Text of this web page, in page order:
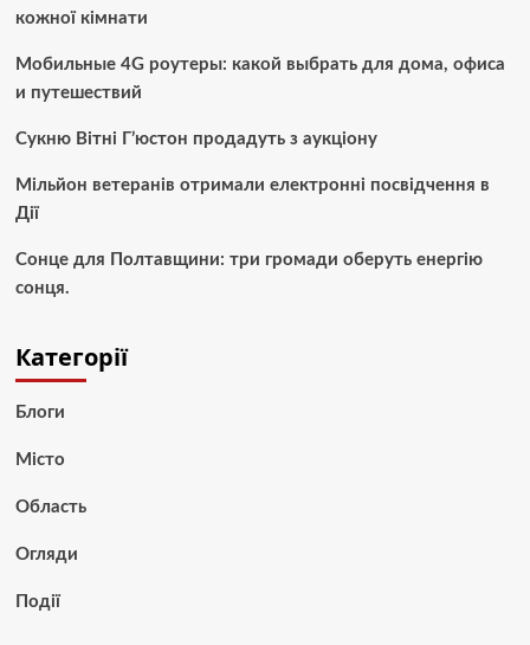
кожної кімнати
Мобильные 4G роутеры: какой выбрать для дома, офиса
и путешествий
Сукню Вітні Г’юстон продадуть з аукціону
Мільйон ветеранів отримали електронні посвідчення в
Дії
Сонце для Полтавщини: три громади оберуть енергію
сонця.
Категорії
Блоги
Місто
Область
Огляди
Події